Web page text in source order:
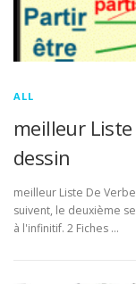
ALL
meilleur
dessin
meilleur Liste De
suivent, le deuxième
à l'infinitif. 2 Fiches …